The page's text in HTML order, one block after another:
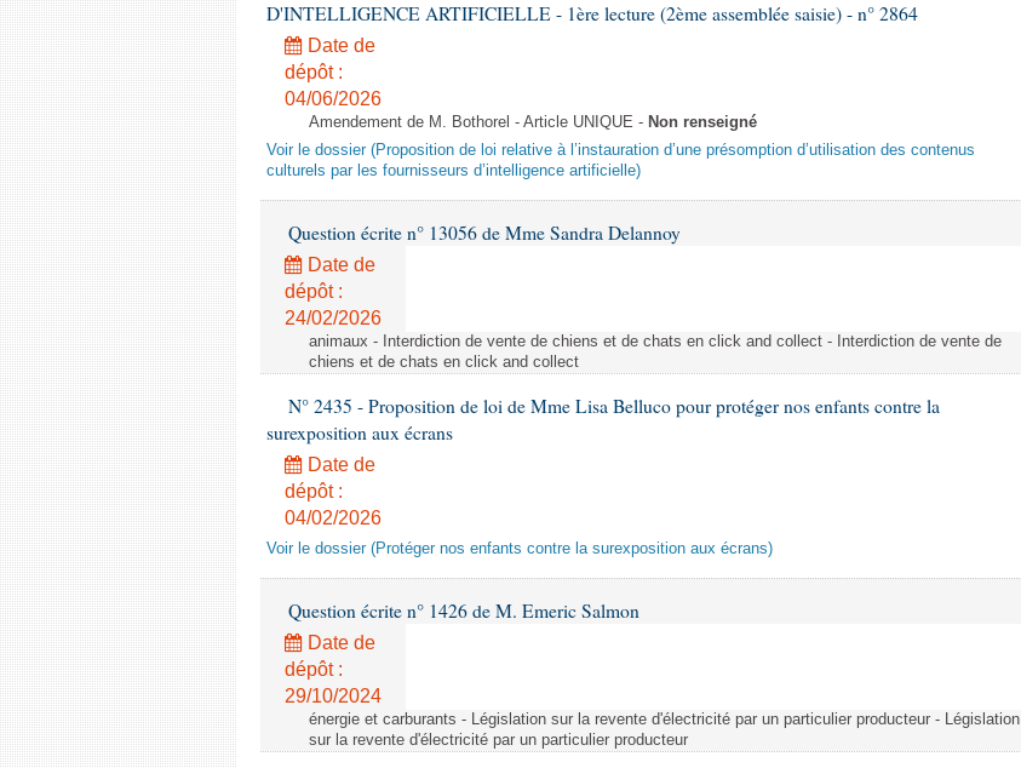
D'INTELLIGENCE ARTIFICIELLE - 1ère lecture (2ème assemblée saisie) - n° 2864
Date de
dépôt :
04/06/2026
Amendement de M. Bothorel - Article UNIQUE - Non renseigné
Voir le dossier (Proposition de loi relative à l’instauration d’une présomption d’utilisation des contenus
culturels par les fournisseurs d’intelligence artificielle)
Question écrite n° 13056 de Mme Sandra Delannoy
Date de
dépôt :
24/02/2026
animaux - Interdiction de vente de chiens et de chats en click and collect - Interdiction de vente de
chiens et de chats en click and collect
N° 2435 - Proposition de loi de Mme Lisa Belluco pour protéger nos enfants contre la
surexposition aux écrans
Date de
dépôt :
04/02/2026
Voir le dossier (Protéger nos enfants contre la surexposition aux écrans)
Question écrite n° 1426 de M. Emeric Salmon
Date de
dépôt :
29/10/2024
énergie et carburants - Législation sur la revente d'électricité par un particulier producteur - Législation
sur la revente d'électricité par un particulier producteur